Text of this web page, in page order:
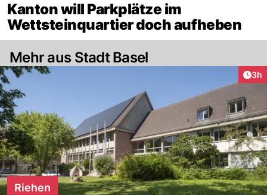
Kanton will Parkplätze im
Wettsteinquartier doch aufheben
Mehr aus Stadt Basel
3h
Riehen